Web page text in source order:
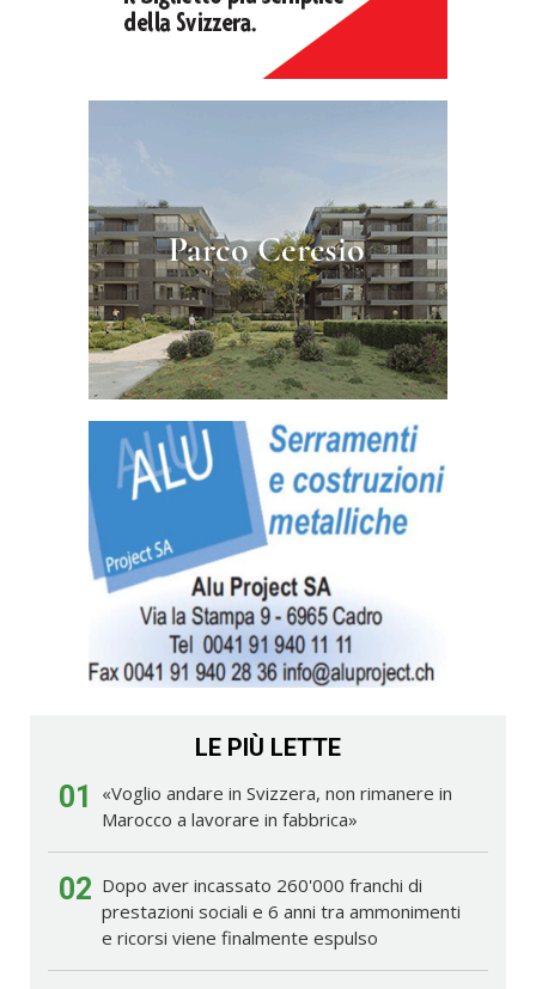
LE PIÙ LETTE
01
«Voglio andare in Svizzera, non rimanere in
Marocco a lavorare in fabbrica»
02 Dopo aver incassato 260'000 franchi di
prestazioni sociali e 6 anni tra ammonimenti
e ricorsi viene finalmente espulso